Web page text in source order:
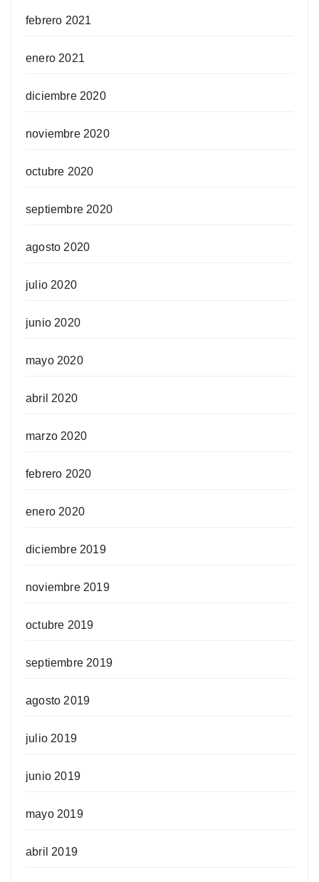
febrero 2021
enero 2021
diciembre 2020
noviembre 2020
octubre 2020
septiembre 2020
agosto 2020
julio 2020
junio 2020
mayo 2020
abril 2020
marzo 2020
febrero 2020
enero 2020
diciembre 2019
noviembre 2019
octubre 2019
septiembre 2019
agosto 2019
julio 2019
junio 2019
mayo 2019
abril 2019